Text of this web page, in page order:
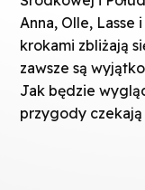
Anna, Olle, Lasse
krokami zbliżają
zawsze są
Jak będzie
przygody czekają